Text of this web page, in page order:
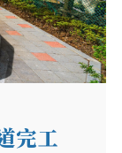
完工